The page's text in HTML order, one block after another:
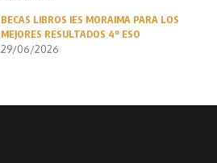
BECAS LIBROS IES MORAIMA PARA LOS
MEJORES RESULTADOS 4º ESO
29/06/2026